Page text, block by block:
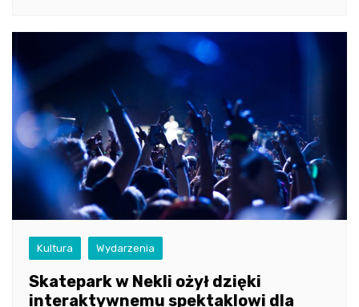
Kultura Wydarzenia
Skatepark w Nekli ożył dzięki
interaktywnemu spektaklowi dla